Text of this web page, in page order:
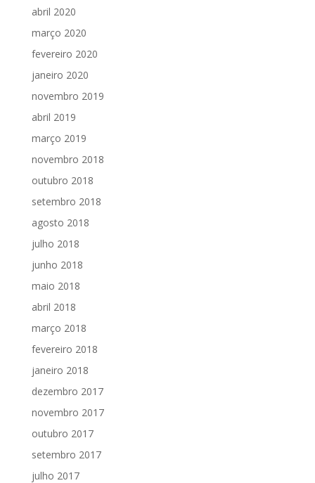
abril 2020
março 2020
fevereiro 2020
janeiro 2020
novembro 2019
abril 2019
março 2019
novembro 2018
outubro 2018
setembro 2018
agosto 2018
julho 2018
junho 2018
maio 2018
abril 2018
março 2018
fevereiro 2018
janeiro 2018
dezembro 2017
novembro 2017
outubro 2017
setembro 2017
julho 2017